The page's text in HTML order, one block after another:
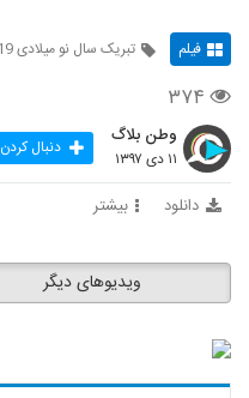
فیلم تبریک سال نو میلادی 2019
۳۷۴
وطن بلاگ
۱۱ دی ۱۳۹۷ دنبال کردن
دانلود بیشتر
ویدیوهای دیگر